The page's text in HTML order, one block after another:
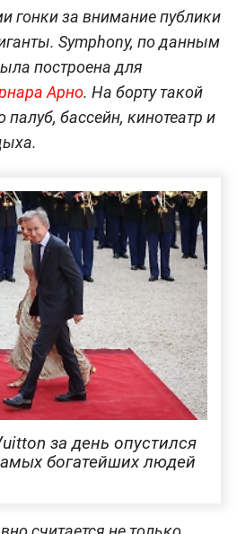
гонки за внимание публики
Symphony, по данным
построена для
Арно. На борту такой
палуб, бассейн, кинотеатр и
за день опустился
богатейших людей